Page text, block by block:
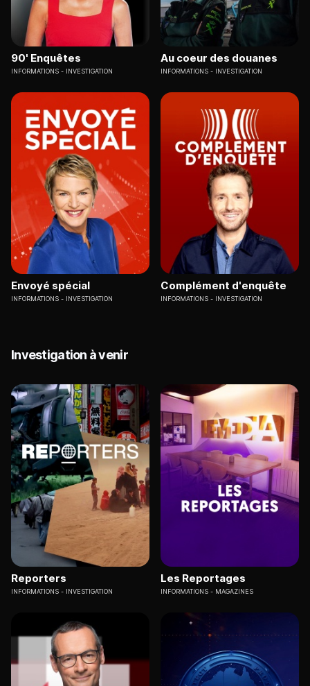
90' Enquêtes
INFORMATIONS INVESTIGATION
Au coeur des douanes
INFORMATIONS INVESTIGATION
Envoyé spécial
INFORMATIONS INVESTIGATION
Complément d'enquête
INFORMATIONS INVESTIGATION
Investigation à venir
Reporters
INFORMATIONS INVESTIGATION
Les Reportages
INFORMATIONS MAGAZINES